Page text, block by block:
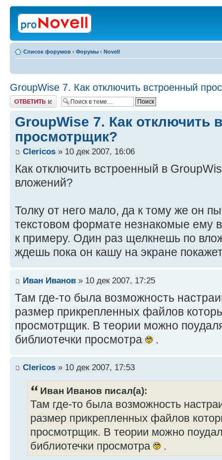
Список форумов ‹ Форумы ‹ Novell
GroupWise 7. Как отключить встроенный
Ответить
GroupWise 7. Как отключить
просмотрщик?
Clericos » 10 дек 2007, 16:06
Как отключить встроенный в
вложений?
Толку от него мало, да к тому же он
текстовом формате незнакомые ему
к примеру. Один раз щелкнешь по
ждешь пока он кашу на экране
Иван Иванов » 10 дек 2007, 17:25
Там где-то была возможность
размер прикрепленных файлов
просмотрщик. В теории можно
библиотечки просмотра
.
Clericos » 10 дек 2007, 17:53
Иван Иванов писал(а):
Там где-то была возможность
размер прикрепленных файлов
просмотрщик. В теории можно
библиотечки просмотра
.